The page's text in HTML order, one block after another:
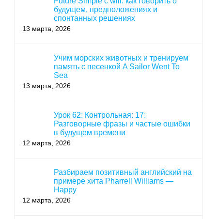
будущем, предположениях и
спонтанных решениях
13 марта, 2026
Учим морских животных и тренируем
память с песенкой A Sailor Went To
Sea
13 марта, 2026
Урок 62: Контрольная: 17:
Разговорные фразы и частые ошибки
в будущем времени
12 марта, 2026
Разбираем позитивный английский на
примере хита Pharrell Williams —
Happy
12 марта, 2026